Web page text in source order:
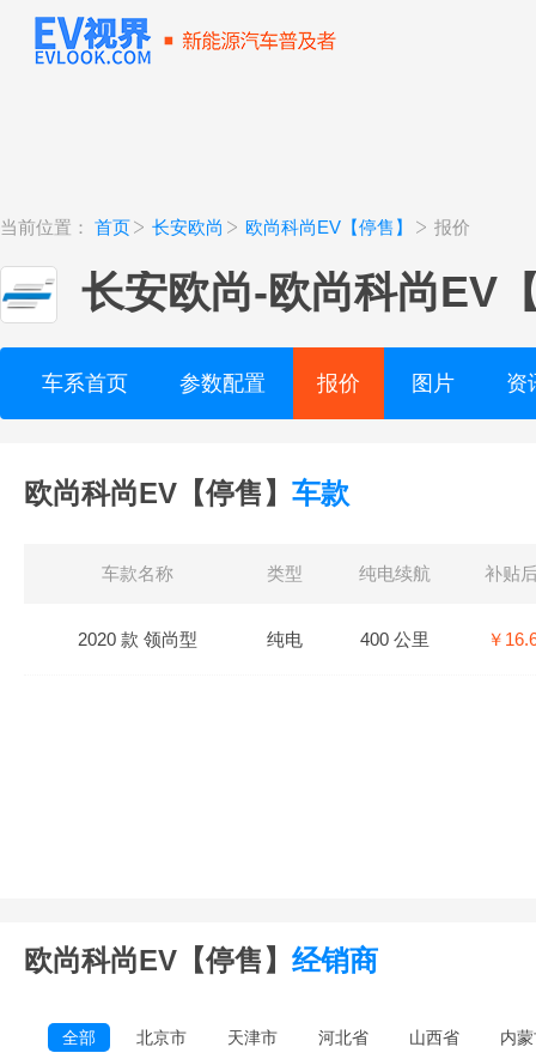
当前位置： 首页 长安欧尚 欧尚科尚EV【停售】 报价
长安欧尚-欧尚科尚EV
车系首页 参数配置 报价 图片 资
欧尚科尚EV【停售】 车款
车款名称 类型 纯电续航 补贴
2020 款 领尚型 纯电 400 公里 ￥
欧尚科尚EV【停售】 经销商
全部 北京市 天津市 河北省 山西省 内